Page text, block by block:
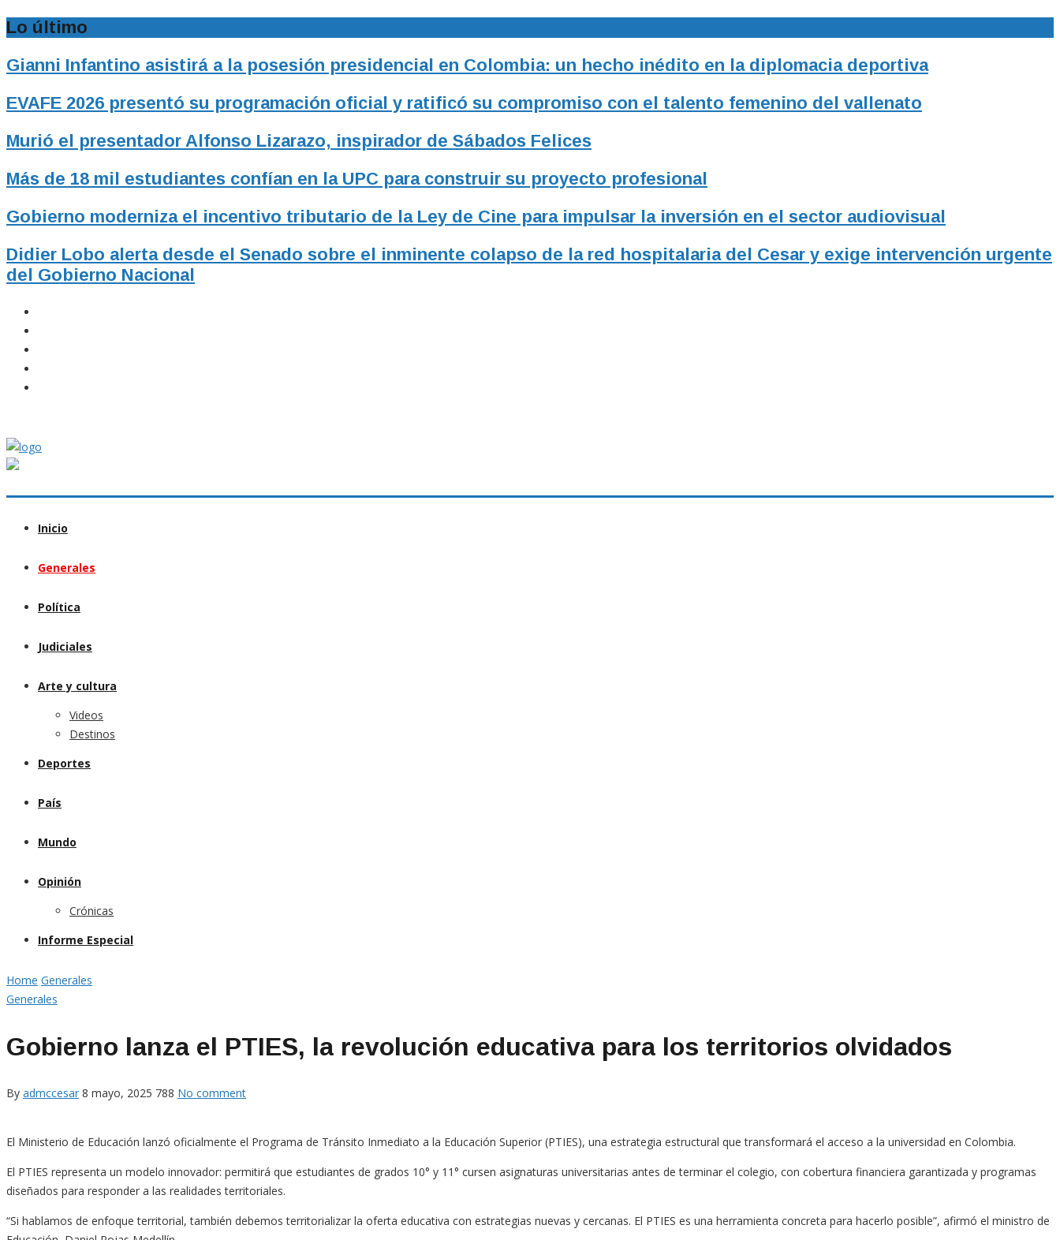
Lo último
Gianni Infantino asistirá a la posesión presidencial en Colombia: un hecho inédito en la diplomacia deportiva
EVAFE 2026 presentó su programación oficial y ratificó su compromiso con el talento femenino del vallenato
Murió el presentador Alfonso Lizarazo, inspirador de Sábados Felices
Más de 18 mil estudiantes confían en la UPC para construir su proyecto profesional
Gobierno moderniza el incentivo tributario de la Ley de Cine para impulsar la inversión en el sector audiovisual
Didier Lobo alerta desde el Senado sobre el inminente colapso de la red hospitalaria del Cesar y exige intervención urgente
del Gobierno Nacional
Inicio
Generales
Política
Judiciales
Arte y cultura
Videos
Destinos
Deportes
País
Mundo
Opinión
Crónicas
Informe Especial
Home Generales
Generales
Gobierno lanza el PTIES, la revolución educativa para los territorios olvidados
By admccesar 8 mayo, 2025 788 No comment
El Ministerio de Educación lanzó oficialmente el Programa de Tránsito Inmediato a la Educación Superior (PTIES), una estrategia estructural que transformará el acceso a la universidad en Colombia.
El PTIES representa un modelo innovador: permitirá que estudiantes de grados 10° y 11° cursen asignaturas universitarias antes de terminar el colegio, con cobertura financiera garantizada y programas
diseñados para responder a las realidades territoriales.
“Si hablamos de enfoque territorial, también debemos territorializar la oferta educativa con estrategias nuevas y cercanas. El PTIES es una herramienta concreta para hacerlo posible”, afirmó el ministro de